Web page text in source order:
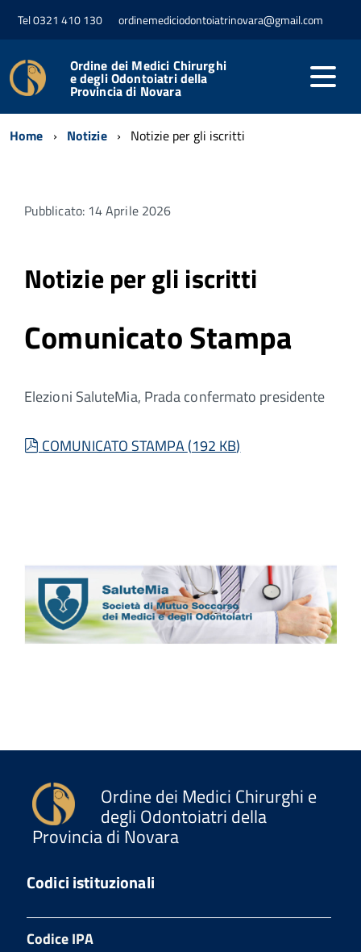
Tel 0321 410 130 ordinemediciodontoiatrinovara@gmail.com
Ordine dei Medici Chirurghi
e degli Odontoiatri della
Provincia di Novara
Home Notizie Notizie per gli iscritti
Pubblicato: 14 Aprile 2026
Notizie per gli iscritti
Comunicato Stampa
Elezioni SaluteMia, Prada confermato presidente
pdf
COMUNICATO STAMPA(192 KB)
Ordine dei Medici Chirurghi e
degli Odontoiatri della
Provincia di Novara
Codici istituzionali
Codice IPA